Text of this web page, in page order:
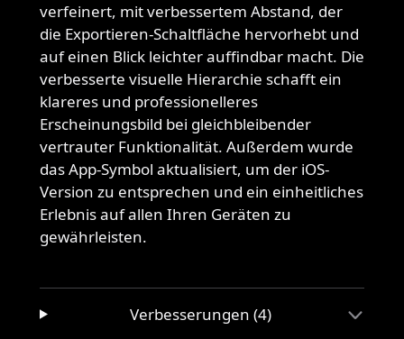
verfeinert, mit verbessertem Abstand, der
die Exportieren-Schaltfläche hervorhebt und
auf einen Blick leichter auffindbar macht. Die
verbesserte visuelle Hierarchie schafft ein
klareres und professionelleres
Erscheinungsbild bei gleichbleibender
vertrauter Funktionalität. Außerdem wurde
das App-Symbol aktualisiert, um der iOS-
Version zu entsprechen und ein einheitliches
Erlebnis auf allen Ihren Geräten zu
gewährleisten.
Verbesserungen (4)